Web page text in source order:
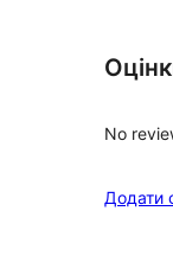
No
Додати